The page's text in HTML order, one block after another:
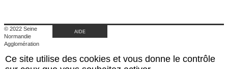
© 2022 Seine
Normandie
Agglomération
Retour au site de
l'agglomération
AIDE
Ce site utilise des cookies et vous donne le contrôle